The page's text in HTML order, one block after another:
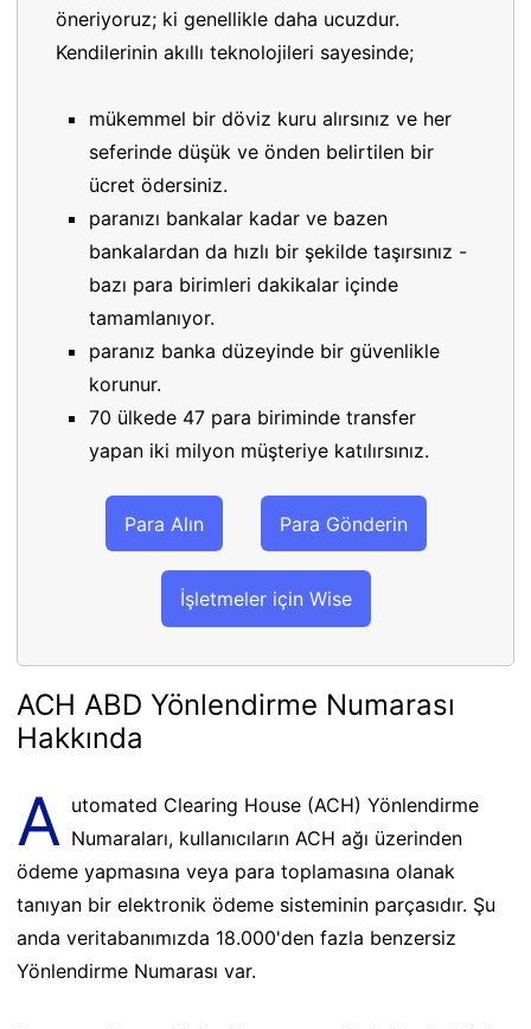
öneriyoruz; ki genellikle daha ucuzdur.
Kendilerinin akıllı teknolojileri sayesinde;
mükemmel bir döviz kuru alırsınız ve her
seferinde düşük ve önden belirtilen bir
ücret ödersiniz.
paranızı bankalar kadar ve bazen
bankalardan da hızlı bir şekilde taşırsınız -
bazı para birimleri dakikalar içinde
tamamlanıyor.
paranız banka düzeyinde bir güvenlikle
korunur.
70 ülkede 47 para biriminde transfer
yapan iki milyon müşteriye katılırsınız.
Para Alın Para Gönderin
İşletmeler için Wise
ACH ABD Yönlendirme Numarası
Hakkında
A utomated Clearing House (ACH) Yönlendirme
Numaraları, kullanıcıların ACH ağı üzerinden
ödeme yapmasına veya para toplamasına olanak
tanıyan bir elektronik ödeme sisteminin parçasıdır. Şu
anda veritabanımızda 18.000'den fazla benzersiz
Yönlendirme Numarası var.